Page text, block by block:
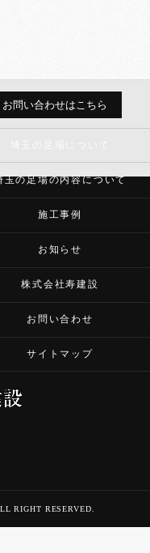
お問い合わせはこちら
玉の足場の内容について
施工事例
お知らせ
株式会社寿建設
お問い合わせ
サイトマップ
RIGHT RESERVED.